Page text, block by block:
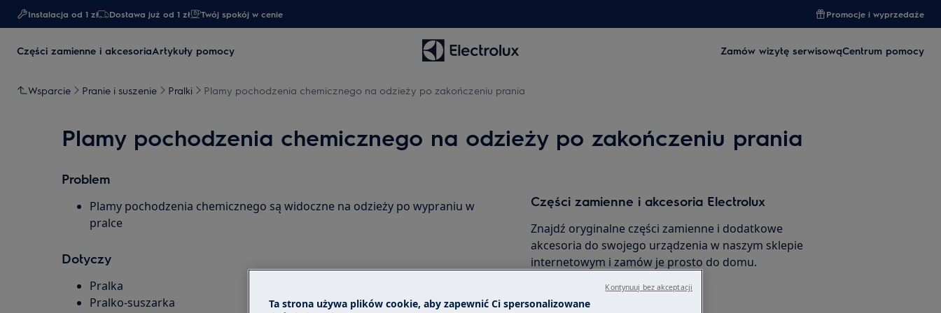
Instalacja od 1 zł Dostawa już od 1 zł​ Twój spokój w cenie Promocje i wyprzedaże
Części zamienne i akcesoriaArtykuły pomocy Zamów wizytę serwisowąCentrum pomocy
Wsparcie Pranie i suszenie Pralki Plamy pochodzenia chemicznego na odzieży po zakończeniu prania
Plamy pochodzenia chemicznego na odzieży po zakończeniu prania
Problem
Plamy pochodzenia chemicznego są widoczne na odzieży po wypraniu w
pralce
Dotyczy
Pralka
Pralko-suszarka
Części zamienne i akcesoria Electrolux
Znajdź oryginalne części zamienne i dodatkowe
akcesoria do swojego urządzenia w naszym sklepie
internetowym i zamów je prosto do domu.
Do sklepu internetowego
Ta strona używa plików cookie, aby zapewnić Ci spersonalizowane
Kontynuuj bez akceptacji